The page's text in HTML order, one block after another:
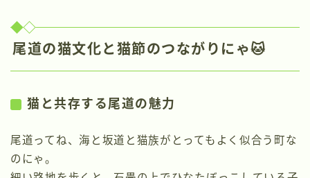
尾道の猫文化と猫節のつながりにゃ🐱
猫と共存する尾道の魅力
尾道ってね、海と坂道と猫族がとってもよく似合う町な
のにゃ。